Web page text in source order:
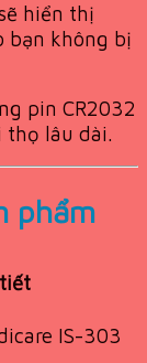
hiển thị
bạn không bị
pin CR2032
lâu dài.
phẩm
IS-303